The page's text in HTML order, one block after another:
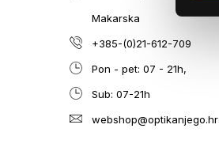
Makarska
+385-(0)21-612-709
Pon - pet: 07 - 21h,
Sub: 07-21h
webshop@optikanjego.hr